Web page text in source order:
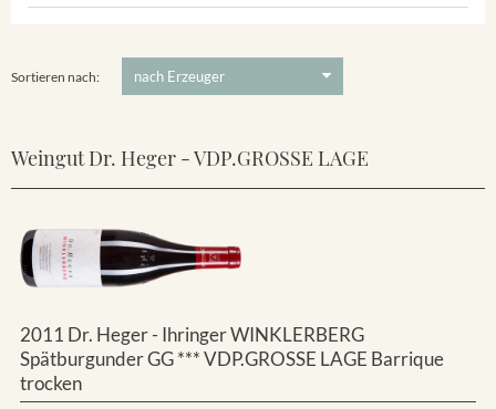
Riesling
Winklerberg Hinter Winklen
Sortieren nach:
Weingut Dr. Heger - VDP.GROSSE LAGE
2011 Dr. Heger - Ihringer WINKLERBERG
Spätburgunder GG *** VDP.GROSSE LAGE Barrique
trocken